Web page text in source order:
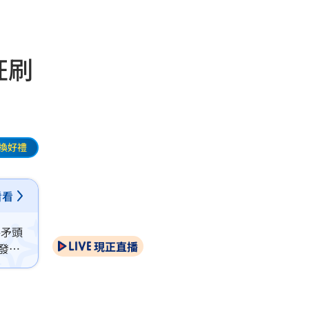
好禮
頭
全
等
現正直播